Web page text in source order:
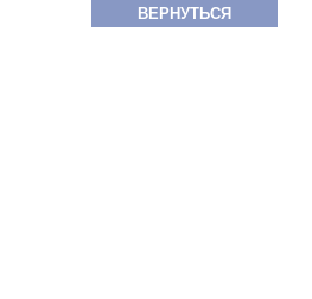
ВЕРНУТЬСЯ